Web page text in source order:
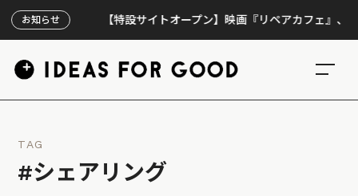
お知らせ【特設サイトオープン】映画『リペアカフェ』、上映300回
TAG
#シェアリング